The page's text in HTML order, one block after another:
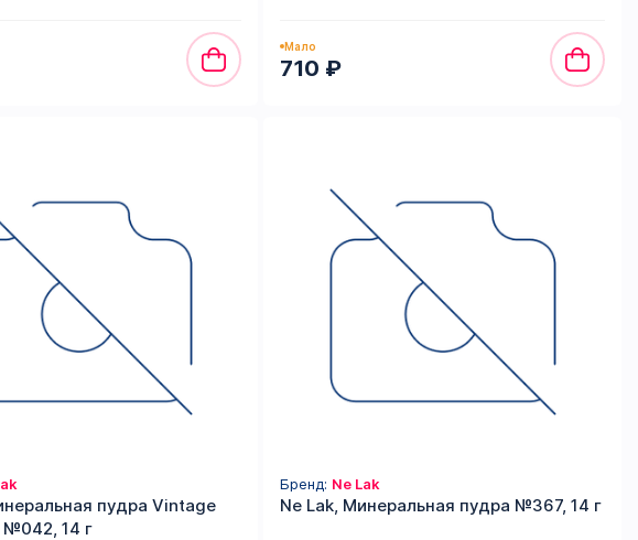
Мало
710 ₽
пудра Vintage
14 г
Бренд: Ne Lak
Ne Lak, Минеральная пудра №367, 14 г